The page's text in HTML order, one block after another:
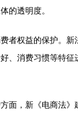
的透明度。
者权益的保护。
、消费习惯等特
面，新《电商法